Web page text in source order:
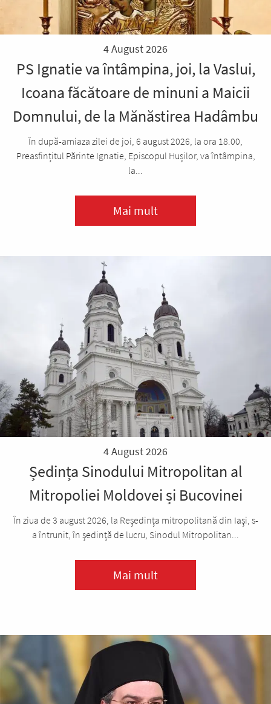
4 August 2026
PS Ignatie va întâmpina, joi, la Vaslui,
Icoana făcătoare de minuni a Maicii
Domnului, de la Mănăstirea Hadâmbu
În după-amiaza zilei de joi, 6 august 2026, la ora 18.00,
Preasfințitul Părinte Ignatie, Episcopul Hușilor, va întâmpina,
la...
Mai mult
4 August 2026
Ședința Sinodului Mitropolitan al
Mitropoliei Moldovei și Bucovinei
În ziua de 3 august 2026, la Reşedinţa mitropolitană din Iaşi, s-
a întrunit, în şedinţă de lucru, Sinodul Mitropolitan...
Mai mult